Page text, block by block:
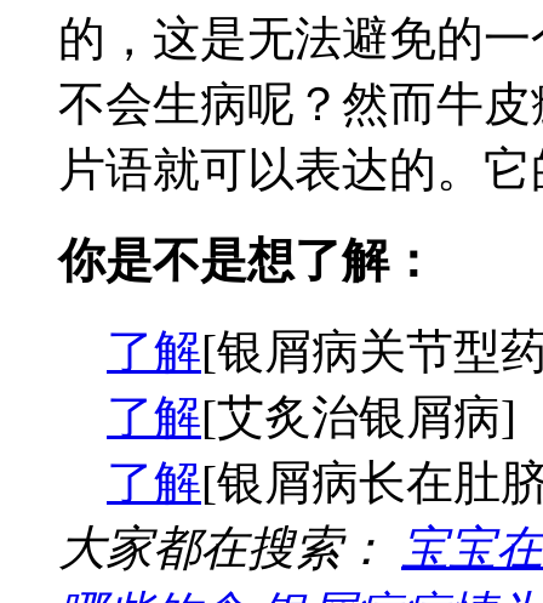
的，这是无法避免的
不会生病呢？然而牛
片语就可以表达的。
你是不是想了解：
了解[银屑病关节型
了解[艾炙治银屑病]
了解[银屑病长在肚
大家都在搜索：
宝宝